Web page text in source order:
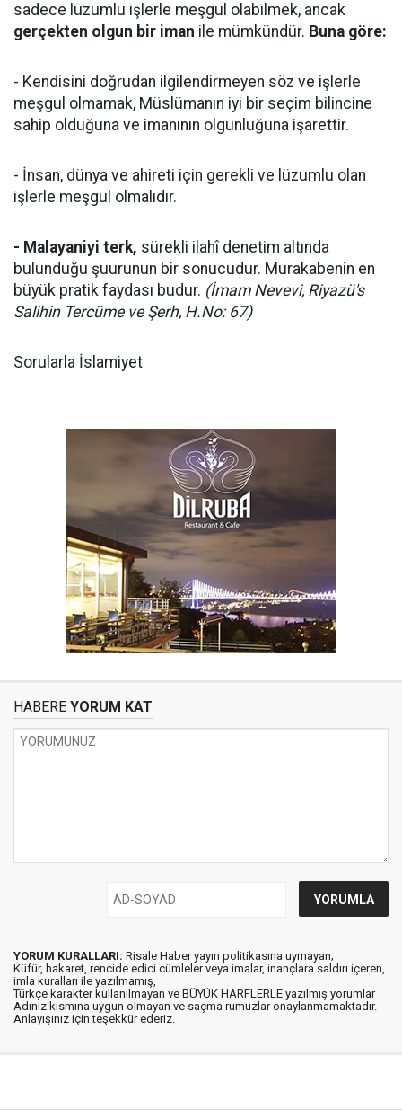
sadece lüzumlu işlerle meşgul olabilmek, ancak
gerçekten olgun bir iman ile mümkündür. Buna göre:
- Kendisini doğrudan ilgilendirmeyen söz ve işlerle
meşgul olmamak, Müslümanın iyi bir seçim bilincine
sahip olduğuna ve imanının olgunluğuna işarettir.
- İnsan, dünya ve ahireti için gerekli ve lüzumlu olan
işlerle meşgul olmalıdır.
- Malayaniyi terk, sürekli ilahî denetim altında
bulunduğu şuurunun bir sonucudur. Murakabenin en
büyük pratik faydası budur. (İmam Nevevi, Riyazü's
Salihin Tercüme ve Şerh, H.No: 67)
Sorularla İslamiyet
HABERE YORUM KAT
YORUM KURALLARI: Risale Haber yayın politikasına uymayan;
Küfür, hakaret, rencide edici cümleler veya imalar, inançlara saldırı içeren,
imla kuralları ile yazılmamış,
Türkçe karakter kullanılmayan ve BÜYÜK HARFLERLE yazılmış yorumlar
Adınız kısmına uygun olmayan ve saçma rumuzlar onaylanmamaktadır.
Anlayışınız için teşekkür ederiz.